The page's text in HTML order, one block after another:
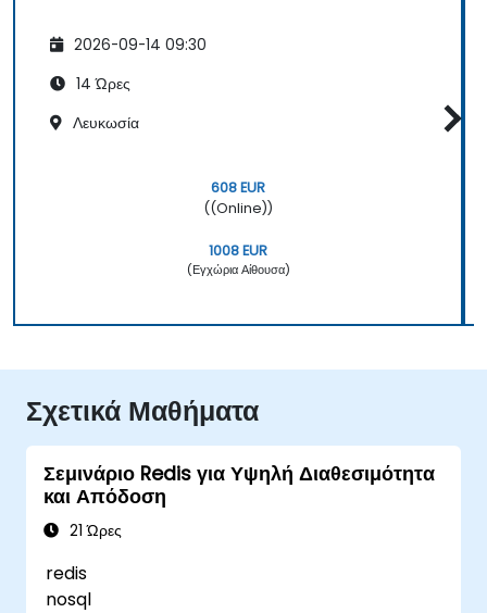
2026-09-14 09:30
14 Ώρες
Λευκωσία
608 EUR
((Online))
1008 EUR
(Εγχώρια Αίθουσα)
Σχετικά Μαθήματα
Σεμινάριο Redis για Υψηλή Διαθεσιμότητα
και Απόδοση
21 Ώρες
redis
nosql